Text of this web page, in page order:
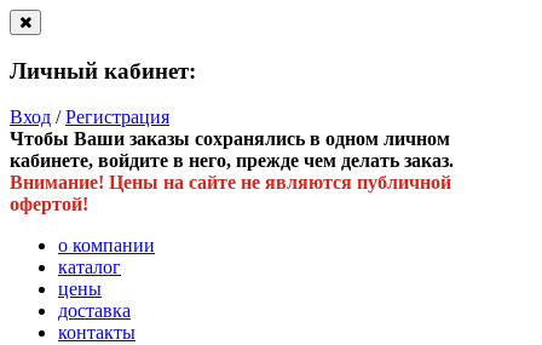
Личный кабинет:
Вход /Регистрация
Чтобы Ваши заказы сохранялись в одном личном
кабинете, войдите в него, прежде чем делать заказ.
Внимание! Цены на сайте не являются публичной
офертой!
о компании
каталог
цены
доставка
контакты